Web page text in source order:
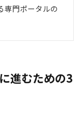
専門ポータルの
進むための3